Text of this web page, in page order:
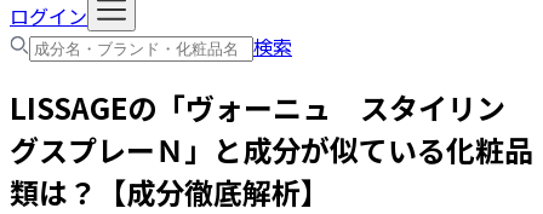
ログイン
検索
LISSAGEの「ヴォーニュ スタイリン
グスプレーＮ 」と成分が似ている化粧品
類は？【成分徹底解析】